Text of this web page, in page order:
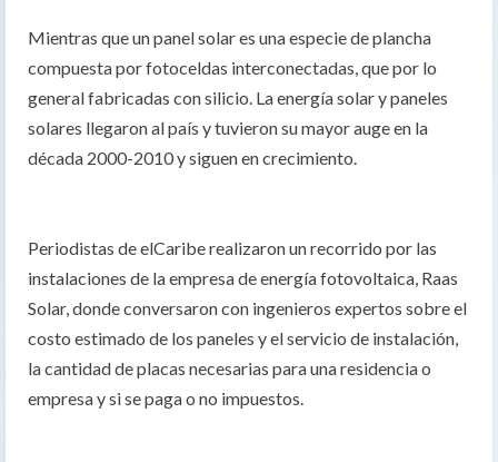
Mientras que un panel solar es una especie de plancha
compuesta por fotoceldas interconectadas, que por lo
general fabricadas con silicio. La energía solar y paneles
solares llegaron al país y tuvieron su mayor auge en la
década 2000-2010 y siguen en crecimiento.
Periodistas de elCaribe realizaron un recorrido por las
instalaciones de la empresa de energía fotovoltaica, Raas
Solar, donde conversaron con ingenieros expertos sobre el
costo estimado de los paneles y el servicio de instalación,
la cantidad de placas necesarias para una residencia o
empresa y si se paga o no impuestos.